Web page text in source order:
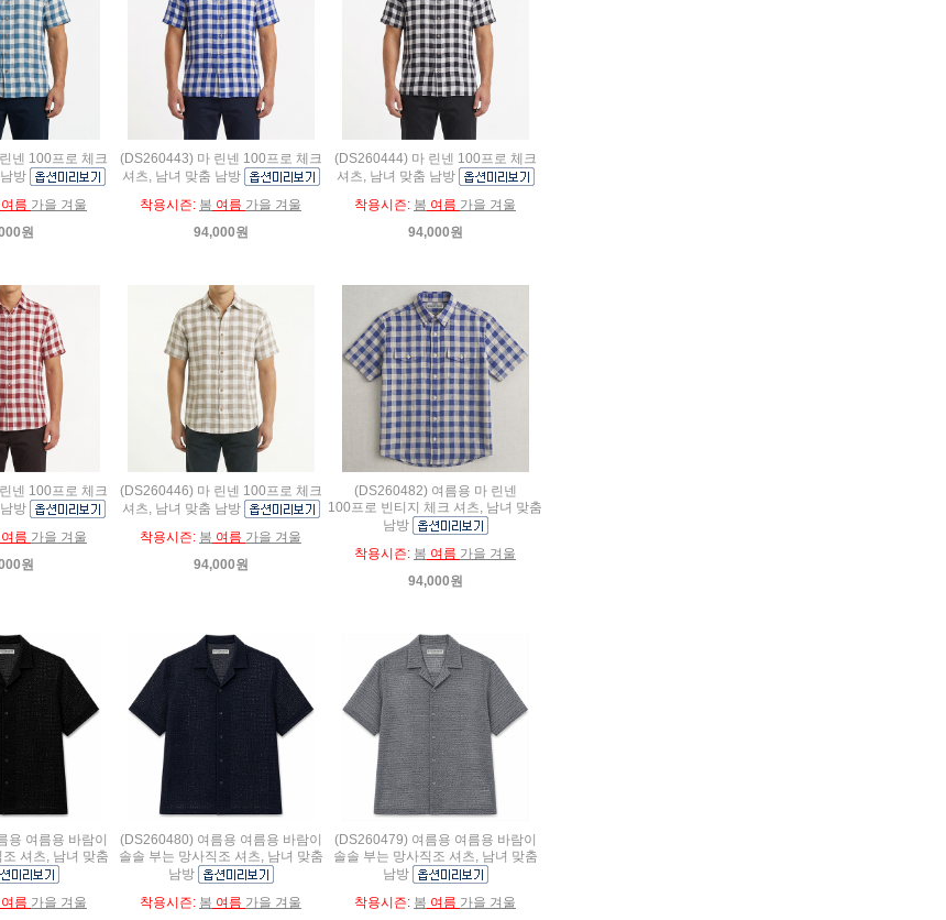
넨 100프로 체크
방
여름 가을 겨울
원
(DS260443) 마 린넨 100프로 체크
셔츠, 남녀 맞춤 남방
착용시즌: 봄 여름 가을 겨울
94,000원
(DS260444) 마 린넨 100프로 체크
셔츠, 남녀 맞춤 남방
착용시즌: 봄 여름 가을 겨울
94,000원
넨 100프로 체크
방
여름 가을 겨울
원
(DS260446) 마 린넨 100프로 체크
셔츠, 남녀 맞춤 남방
착용시즌: 봄 여름 가을 겨울
94,000원
(DS260482) 여름용 마 린넨
100프로 빈티지 체크 셔츠, 남녀 맞춤
남방
착용시즌: 봄 여름 가을 겨울
94,000원
용 여름용 바람이
셔츠, 남녀 맞춤
여름 가을 겨울
(DS260480) 여름용 여름용 바람이
솔솔 부는 망사직조 셔츠, 남녀 맞춤
남방
착용시즌: 봄 여름 가을 겨울
(DS260479) 여름용 여름용 바람이
솔솔 부는 망사직조 셔츠, 남녀 맞춤
남방
착용시즌: 봄 여름 가을 겨울